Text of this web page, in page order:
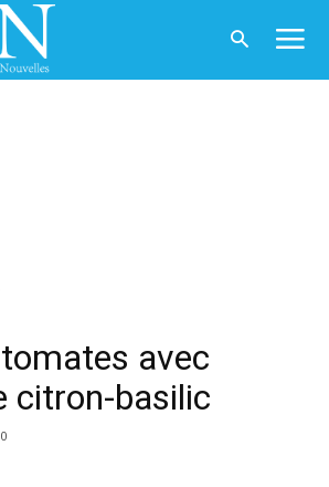
avec
citron-basilic
0